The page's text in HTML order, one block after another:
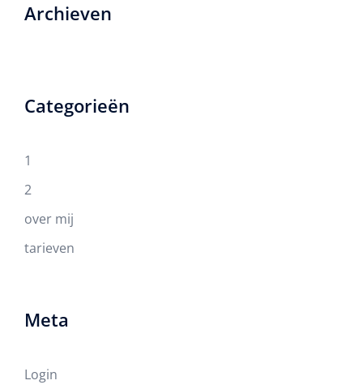
Archieven
Categorieën
1
2
over mij
tarieven
Meta
Login